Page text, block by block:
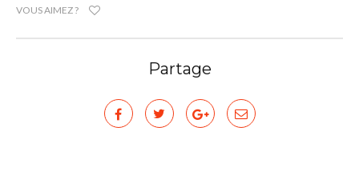
VOUS AIMEZ ?
Partage